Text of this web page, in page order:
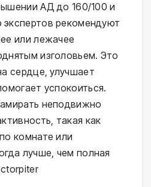
АД до 160/100 и
рекомендуют
или лежачее
изголовьем. Это
сердце, улучшает
успокоиться.
неподвижно
такая как
комнате или
лучше, чем полная